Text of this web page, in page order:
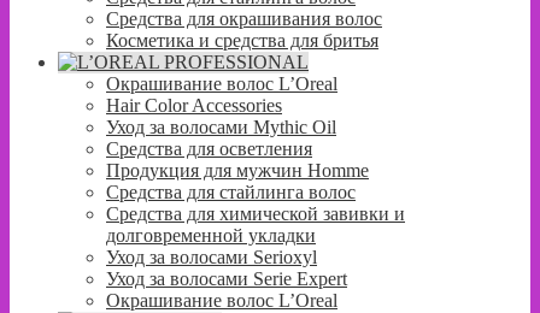
Средства для окрашивания волос
Косметика и средства для бритья
Окрашивание волос L’Oreal
Hair Color Accessories
Уход за волосами Mythic Oil
Средства для осветления
Продукция для мужчин Homme
Средства для стайлинга волос
Средства для химической завивки и
долговременной укладки
Уход за волосами Serioxyl
Уход за волосами Serie Expert
Окрашивание волос L’Oreal